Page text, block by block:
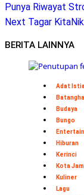
Punya Riwayat
Next Tagar
BERITA LAINNYA
Adat
Budaya
Bungo
Hiburan
Kerinci
Kota
Kuliner
Lagu